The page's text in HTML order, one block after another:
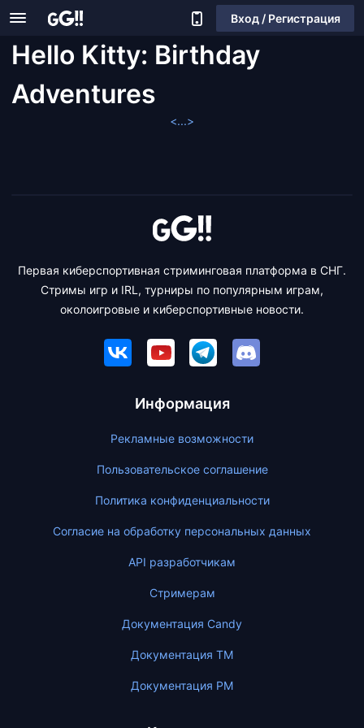
Вход / Регистрация
Hello Kitty: Birthday
Adventures
<...>
Первая киберспортивная стриминговая платформа в СНГ.
Стримы игр и IRL, турниры по популярным играм,
околоигровые и киберспортивные новости.
Информация
Рекламные возможности
Пользовательское соглашение
Политика конфиденциальности
Согласие на обработку персональных данных
API разработчикам
Стримерам
Документация Candy
Документация ТМ
Документация PM